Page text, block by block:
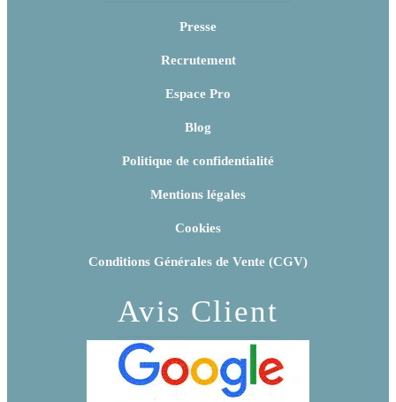
Presse
Recrutement
Espace Pro
Blog
Politique de confidentialité
Mentions légales
Cookies
Conditions Générales de Vente (CGV)
Avis Client